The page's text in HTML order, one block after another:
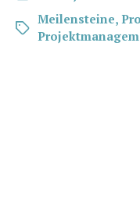
Meilensteine,